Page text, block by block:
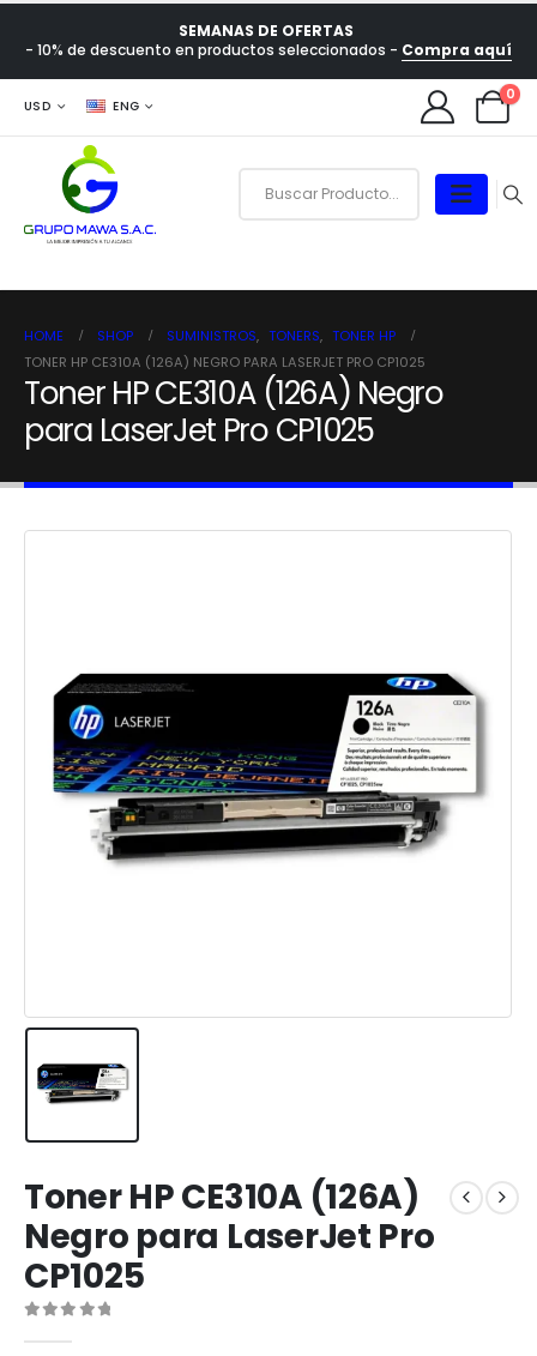
SEMANAS DE OFERTAS
- 10% de descuento en productos seleccionados - Compra aquí
USD ENG
0
HOME SHOP SUMINISTROS, TONERS, TONER HP
TONER HP CE310A (126A) NEGRO PARA LASERJET PRO CP1025
Toner HP CE310A (126A) Negro
para LaserJet Pro CP1025
Toner HP CE310A (126A)
Negro para LaserJet Pro
CP1025